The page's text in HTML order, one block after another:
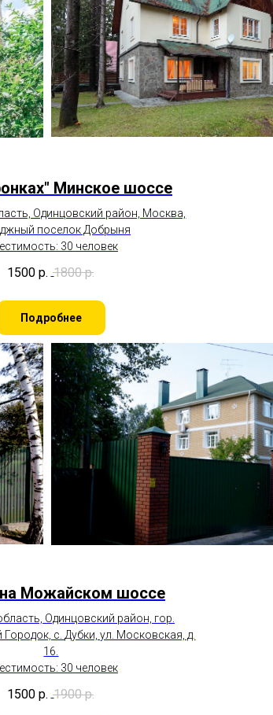
Минское шоссе
Одинцовский район, Москва,
поселок Добрыня
30 человек
1500 р. 1800 р.
Подробнее
на Можайском шоссе
Одинцовский район, гор.
с. Дубки, ул. Московская, д.
16.
30 человек
1500 р. 1900 р.